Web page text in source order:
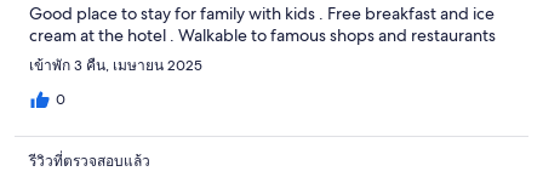
Good place to stay for family with kids . Free breakfast and ice
cream at the hotel . Walkable to famous shops and restaurants
เข้าพัก 3 คืน, เมษายน 2025
0
รีวิวที่ตรวจสอบแล้ว